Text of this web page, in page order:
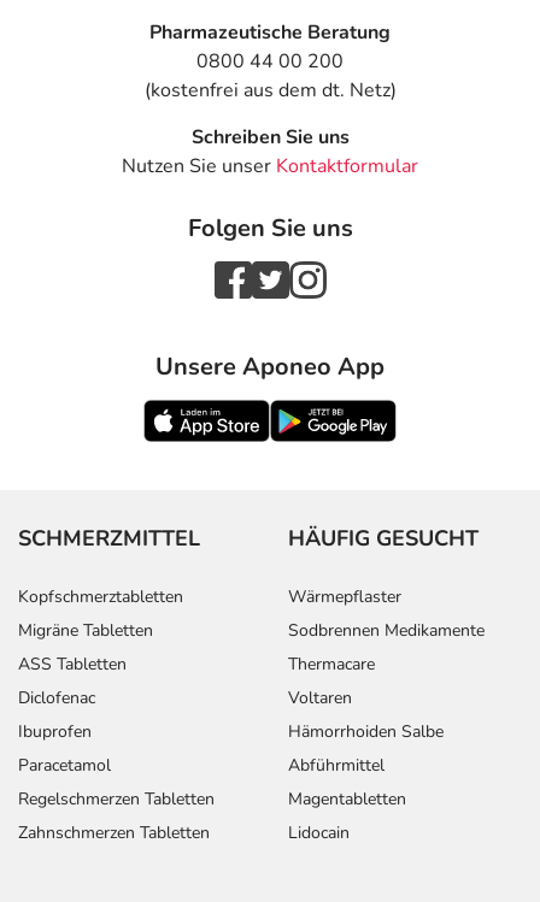
Pharmazeutische Beratung
0800 44 00 200
(kostenfrei aus dem dt. Netz)
Schreiben Sie uns
Nutzen Sie unser Kontaktformular
Folgen Sie uns
Unsere Aponeo App
SCHMERZMITTEL
Kopfschmerztabletten
Migräne Tabletten
ASS Tabletten
Diclofenac
Ibuprofen
Paracetamol
Regelschmerzen Tabletten
Zahnschmerzen Tabletten
HÄUFIG GESUCHT
Wärmepflaster
Sodbrennen Medikamente
Thermacare
Voltaren
Hämorrhoiden Salbe
Abführmittel
Magentabletten
Lidocain